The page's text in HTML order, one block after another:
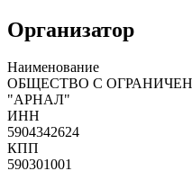
Организатор
Наименование
ОБЩЕСТВО С
"АРНАЛ"
ИНН
5904342624
КПП
590301001